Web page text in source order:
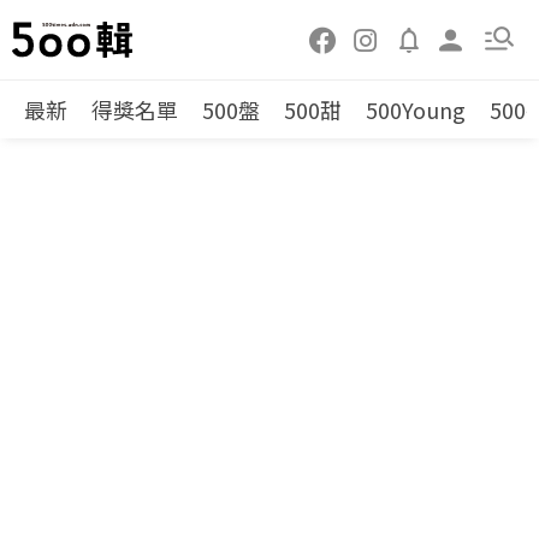
最新 得獎名單 500盤 500甜 500Young 500